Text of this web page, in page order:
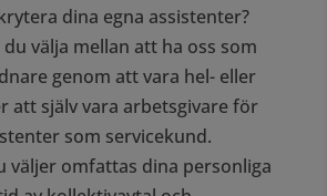
dina egna assistenter?
du välja mellan att ha oss som
genom att vara hel- eller
att själv vara arbetsgivare för
som servicekund.
väljer omfattas dina personliga